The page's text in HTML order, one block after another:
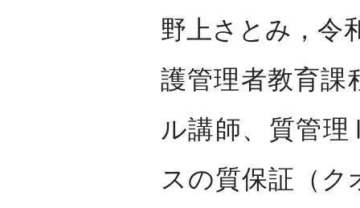
野上さとみ，
護管理者教育課
ル講師、質管
スの質保証（